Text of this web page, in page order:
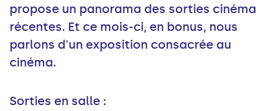
propose un panorama des sorties cinéma
récentes. Et ce mois-ci, en bonus, nous
parlons d'un exposition consacrée au
cinéma.
Sorties en salle :